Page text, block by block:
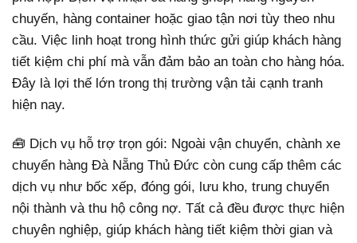
chuyến, hàng container hoặc giao tận nơi tùy theo nhu
cầu. Việc linh hoạt trong hình thức gửi giúp khách hàng
tiết kiệm chi phí mà vẫn đảm bảo an toàn cho hàng hóa.
Đây là lợi thế lớn trong thị trường vận tải cạnh tranh
hiện nay.
🧰 Dịch vụ hỗ trợ trọn gói: Ngoài vận chuyển, chành xe
chuyển hàng Đà Nẵng Thủ Đức còn cung cấp thêm các
dịch vụ như bốc xếp, đóng gói, lưu kho, trung chuyển
nội thành và thu hộ công nợ. Tất cả đều được thực hiện
chuyên nghiệp, giúp khách hàng tiết kiệm thời gian và